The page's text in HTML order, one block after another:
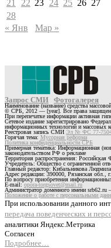
21
22 23 24 25 26 27
28
« Янв
Мар »
Запрос СМИ Фотогалерея
Наименование (название) средства
© СРБ, 2012 — [year]. Все права
При перепечатке информации активная
Сетевое издание зарегистрировано
информационных технологий и массовых
Реестровая запись СМИ Эл № ФС 77-
Горячая тема: Мусорная реформа
Политика конфиденциальности СРБ
Примерная тематика: Информационная
законодательством РФ о рекламе
Территория распространения:
Учредитель: Общество с ограниченной
Главный редактор: Кибальникова
Адрес редакции: 390000, Рязанская
По вопросу приобретения
E-mail:opora-torgsovet@mail.ru
Администратор доменного имени
Положение о работе с персональными
При использовании данного
передача поведенческих и
аналитики Яндекс.Метрика
Согласен
Подробнее…